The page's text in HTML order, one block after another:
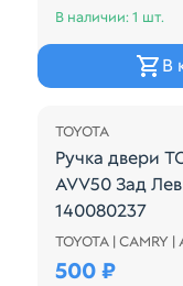
В наличии: 1 шт.
В
TOYOTA
Ручка двери
AVV50 Зад
140080237
Ручка двери
TOYOTA | CAMRY |
500 ₽